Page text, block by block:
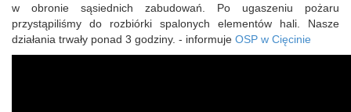
w obronie sąsiednich zabudowań. Po ugaszeniu pożaru
przystąpiliśmy do rozbiórki spalonych elementów hali. Nasze
działania trwały ponad 3 godziny. - informuje OSP w Cięcinie